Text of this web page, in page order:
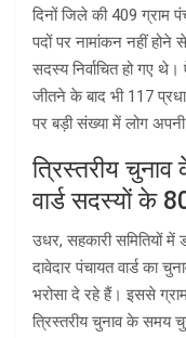
दिनों जिले की 409 ग्राम
पदों पर नामांकन नहीं होने
सदस्य निर्वाचित हो गए
जीतने के बाद भी 117
पर बड़ी संख्या में लोग
त्रिस्तरीय
वार्ड सदस्याें के
उधर, सहकारी समितियों
दावेदार पंचायत वार्ड का
भरोसा दे रहे हैं। इससे
त्रिस्तरीय चुनाव के समय